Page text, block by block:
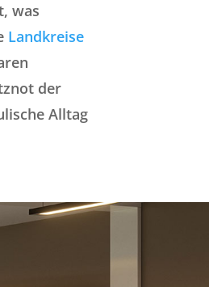
was
Landkreise
der
Alltag